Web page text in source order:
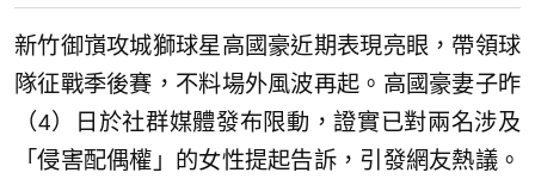
新竹御嵿攻城獅球星高國豪近期表現亮眼，帶領球
隊征戰季後賽，不料場外風波再起。高國豪妻子昨
（4）日於社群媒體發布限動，證實已對兩名涉及
「侵害配偶權」的女性提起告訴，引發網友熱議。